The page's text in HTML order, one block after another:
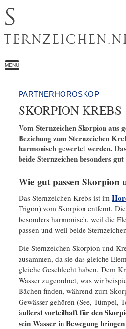
S
MENU
PARTNERHOROSKOP
SKORPION KREBS
Vom Sternzeichen Skorpion aus
Beziehung zum Sternzeichen
harmonisch gewertet werden.
beide Sternzeichen besonders gut
Wie gut passen Skorpion
Das Sternzeichen Krebs ist im
Trigon) vom Skorpion entfernt.
besonders harmonisch, weil die
passen und weil beide
Die Sternzeichen Skorpion und
zusammen, da sie das gleiche
gleiche Geschlecht haben. Dem
Wasser zugeordnet, was wir
Bächen finden, während zum
Gewässer gehören (See, Tümpel,
äußerst vorteilhaft für den
sein Wasser in Bewegung